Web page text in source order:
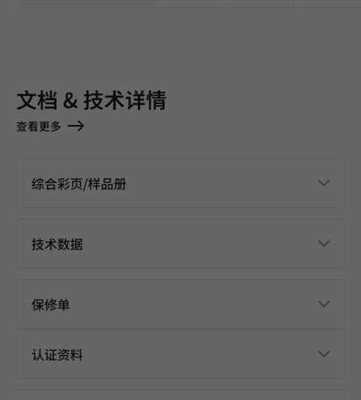
文档 & 技术详情
查看更多
综合彩页/样品册
技术数据
保修单
认证资料